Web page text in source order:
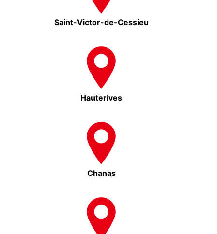
Saint-Victor-de-Cessieu
Hauterives
Chanas